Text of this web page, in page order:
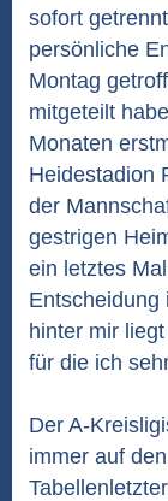
sofort
persönliche
Montag
mitgeteilt
Monaten
Heidestadion
der
gestrigen
ein letztes
Entscheidung
hinter mir
für die ich
Der A-
immer auf